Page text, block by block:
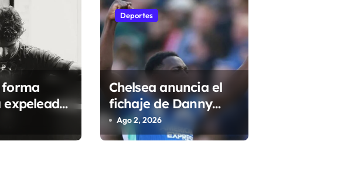
forma
investigan
Deportes
Chelsea anuncia el
fichaje de Danny
Welbeck para la
próxima temporada
Ago 2, 2026